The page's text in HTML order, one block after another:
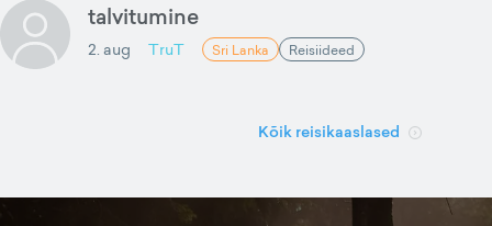
talvitumine
2. aug TruT Sri Lanka Reisiideed
Kõik reisikaaslased